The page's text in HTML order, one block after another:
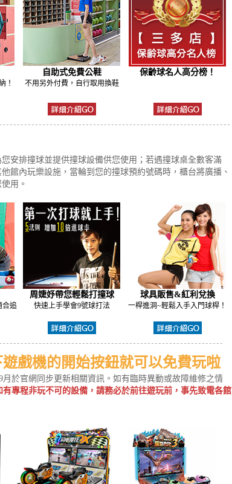
！
自助式免費公鞋
不用另外付費，自行取用換鞋
保齡球名人高分榜！
安排撞球並提供撞球設備供您使用；若遇撞球桌全數客滿
館內玩樂設施，當輪到您的撞球預約號碼時，櫃台將廣播、
用。
合追
周婕妤帶您輕鬆打撞球
快速上手學會9號球打法
球具販售&紅利兌換
一桿進洞~輕鬆入手入門球桿！
戲機的開始按鈕就可以免費玩啦
於官網同步更新相關資訊。如有臨時異動或故障維修之情
有專程非玩不可的設備，請務必於前往遊玩前，事先致電各館